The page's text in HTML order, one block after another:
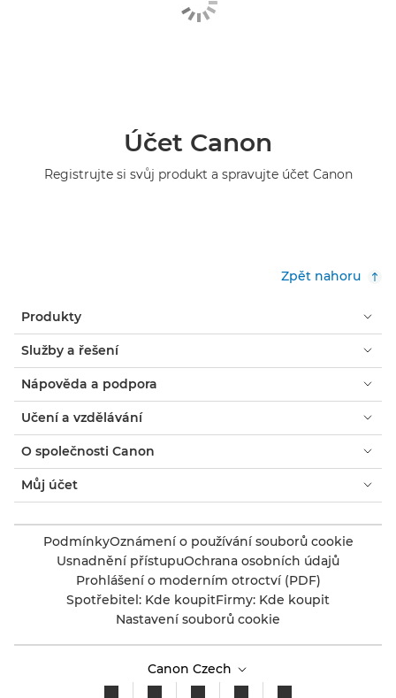
Účet Canon
Registrujte si svůj produkt a spravujte účet Canon
Zpět nahoru
Produkty
Služby a řešení
Nápověda a podpora
Učení a vzdělávání
O společnosti Canon
Můj účet
PodmínkyOznámení o používání souborů cookie
Usnadnění přístupuOchrana osobních údajů
Prohlášení o moderním otroctví (PDF)
Spotřebitel: Kde koupitFirmy: Kde koupit
Nastavení souborů cookie
Canon Czech